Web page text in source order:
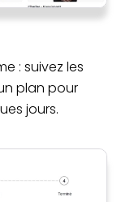
: suivez les
plan pour
jours.